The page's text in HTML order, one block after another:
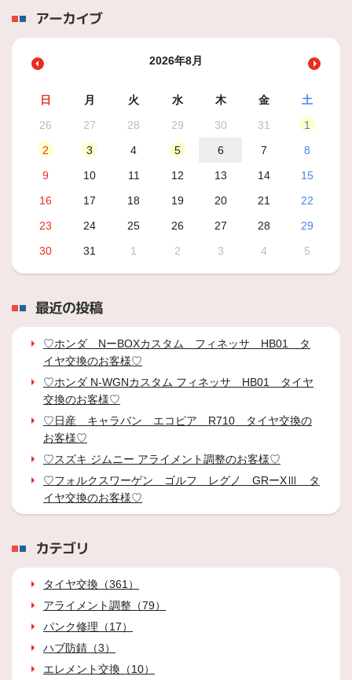
アーカイブ
2026年8月
日 月 火 水 木 金
土
26
27 28 29 30 31
1
2
3 4 5 6 7
8
9
10 11 12 13 14
15
16
17 18 19 20 21
22
23
24 25 26 27 28
29
30
31 1 2 3 4 5
最近の投稿
♡ホンダ NーBOXカスタム フィネッサ HB01 タ
イヤ交換のお客様♡
♡ホンダ N-WGNカスタム フィネッサ HB01 タイヤ
交換のお客様♡
♡日産 キャラバン エコピア R710 タイヤ交換の
お客様♡
♡スズキ ジムニー アライメント調整のお客様♡
♡フォルクスワーゲン ゴルフ レグノ GRーXⅢ タ
イヤ交換のお客様♡
カテゴリ
タイヤ交換（361）
アライメント調整（79）
パンク修理（17）
ハブ防錆（3）
エレメント交換（10）